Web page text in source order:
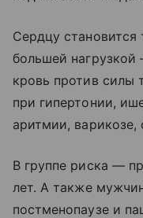
Сердцу становится
большей нагрузкой
кровь против силы
при гипертонии,
аритмии,
В группе риска —
лет. А также
постменопаузе и